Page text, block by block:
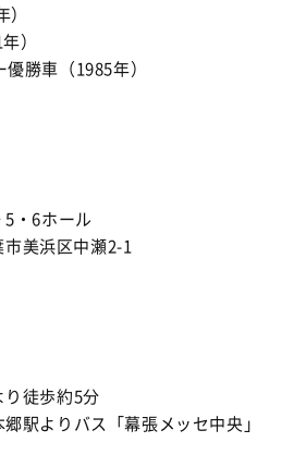
）
）
勝車（1985年）
5・6ホール
美浜区中瀬2-1
り徒歩約5分
駅よりバス「幕張メッセ中央」